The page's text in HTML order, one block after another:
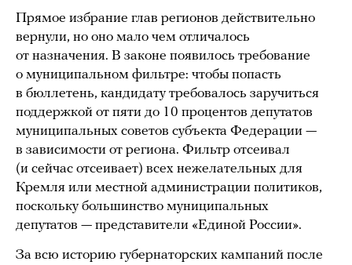
Прямое избрание глав регионов действительно
вернули, но оно мало чем отличалось
от назначения. В законе появилось требование
о муниципальном фильтре: чтобы попасть
в бюллетень, кандидату требовалось заручиться
поддержкой от пяти до 10 процентов депутатов
муниципальных советов субъекта Федерации —
в зависимости от региона. Фильтр отсеивал
(и сейчас отсеивает) всех нежелательных для
Кремля или местной администрации политиков,
поскольку большинство муниципальных
депутатов — представители «Единой России».
За всю историю губернаторских кампаний после